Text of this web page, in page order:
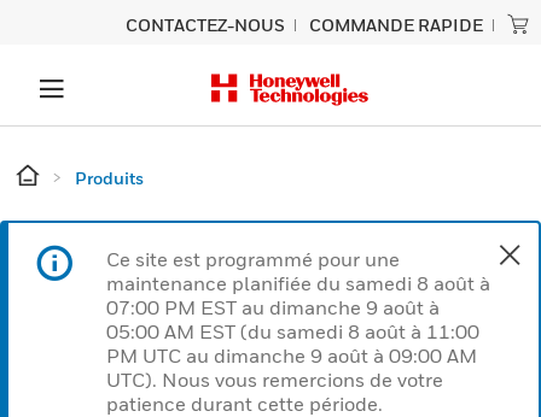
CONTACTEZ-NOUS COMMANDE RAPIDE
Produits
Ce site est programmé pour une
maintenance planifiée du samedi 8 août à
07:00 PM EST au dimanche 9 août à
05:00 AM EST (du samedi 8 août à 11:00
PM UTC au dimanche 9 août à 09:00 AM
UTC). Nous vous remercions de votre
patience durant cette période.